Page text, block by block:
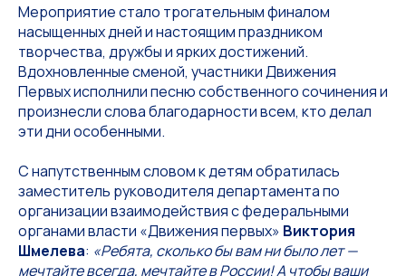
Мероприятие стало трогательным финалом
насыщенных дней и настоящим праздником
творчества, дружбы и ярких достижений.
Вдохновленные сменой, участники Движения
Первых исполнили песню собственного сочинения и
произнесли слова благодарности всем, кто делал
эти дни особенными.
С напутственным словом к детям обратилась
заместитель руководителя департамента по
организации взаимодействия с федеральными
органами власти «Движения первых» Виктория
Шмелева: «Ребята, сколько бы вам ни было лет —
мечтайте всегда, мечтайте в России! А чтобы ваши